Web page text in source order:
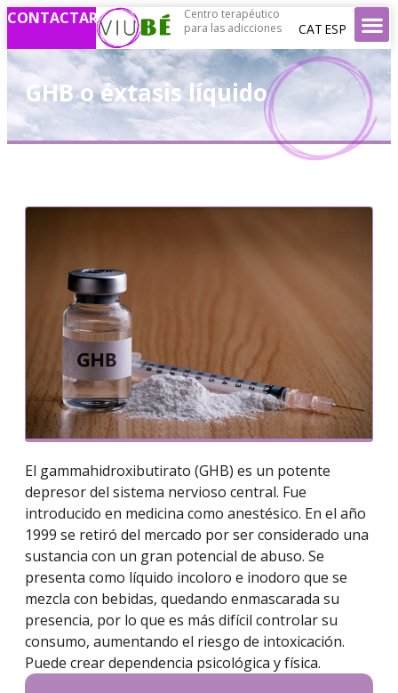
CONTACTAR
Centro terapéutico
para las adicciones
CAT ESP
GHB o éxtasis líquido
El gammahidroxibutirato (GHB) es un potente
depresor del sistema nervioso central. Fue
introducido en medicina como anestésico. En el año
1999 se retiró del mercado por ser considerado una
sustancia con un gran potencial de abuso. Se
presenta como líquido incoloro e inodoro que se
mezcla con bebidas, quedando enmascarada su
presencia, por lo que es más difícil controlar su
consumo, aumentando el riesgo de intoxicación.
Puede crear dependencia psicológica y física.